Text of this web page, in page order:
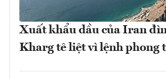
Xuất khẩu dầu của Iran
Kharg tê liệt vì lệnh phong